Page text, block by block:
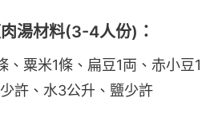
湯材料(3-4人份)：
、粟米1條、扁豆1両、赤小豆1
許、水3公升、鹽少許